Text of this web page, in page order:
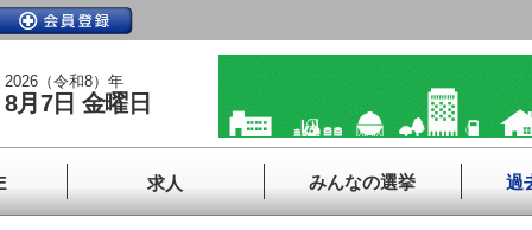
2026（令和8）年
8月7日 金曜日
求人 みんなの選挙 過